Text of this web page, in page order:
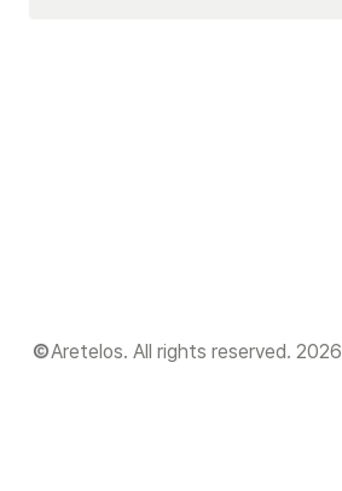
Aretelos. All rights reserved. 2026